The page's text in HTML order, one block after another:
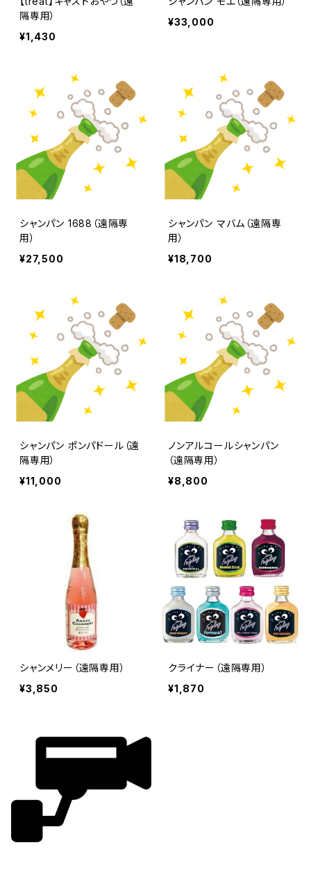
隔専用）
¥1,430
¥33,000
シャンパン 1688（遠隔専
用）
¥27,500
シャンパン マバム（遠隔専
用）
¥18,700
シャンパン ポンパドール（遠
隔専用）
¥11,000
ノンアルコールシャンパン
（遠隔専用）
¥8,800
シャンメリー（遠隔専用）
¥3,850
クライナー（遠隔専用）
¥1,870